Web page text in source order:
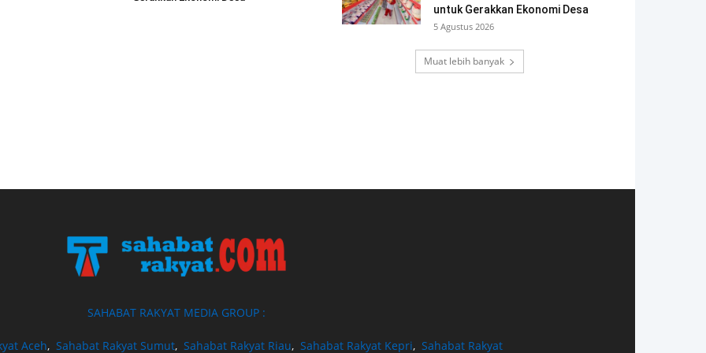
untuk Gerakkan Ekonomi Desa
5 Agustus 2026
Muat lebih banyak
SAHABAT RAKYAT MEDIA GROUP :
Aceh, Sahabat Rakyat Sumut, Sahabat Rakyat Riau, Sahabat Rakyat Kepri, Sahabat Rakyat